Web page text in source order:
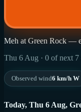
Meh at Green Rock —
Thu 6 Aug · 0 of next 7
Observed wind6 km/h W
Today, Thu 6 Aug,